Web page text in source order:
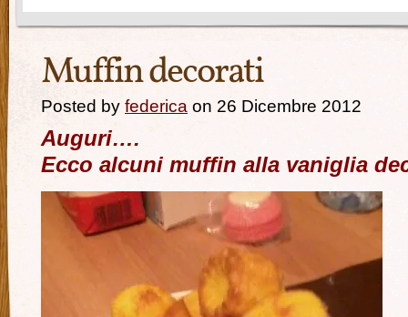
Muffin decorati
Posted by federica on 26 Dicembre 2012
Auguri….
Ecco alcuni muffin alla vaniglia